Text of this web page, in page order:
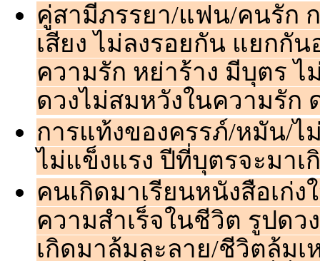
คู่สามีภรรยา/แฟน/คนรัก
เสียง ไม่ลงรอยกัน แยกกั
ความรัก หย่าร้าง มีบุตร
ดวงไม่สมหวังในความรัก
การแท้งของครรภ์/หมัน/ไ
ไม่แข็งแรง ปีที่บุตรจะมาเ
คนเกิดมาเรียนหนังสือเก่ง
ความสำเร็จในชีวิต รูปดว
เกิดมาล้มละลาย/ชีวิตล้มเ